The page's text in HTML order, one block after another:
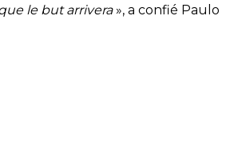
le but arrivera», a confié Paulo